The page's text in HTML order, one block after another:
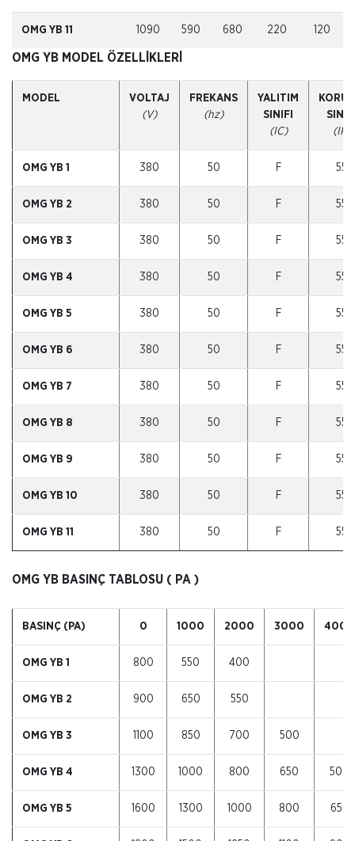
OMG YB 11 1090 590 680 220 120
OMG YB MODEL ÖZELLİKLERİ
MODEL
VOLTAJ
(V)
FREKANS
(hz)
YALITIM
SINIFI
(IC)
(IP)
OMG YB 1 380 50 F 55
OMG YB 2 380 50 F 55
OMG YB 3 380 50 F 55
OMG YB 4 380 50 F 55
OMG YB 5 380 50 F 55
OMG YB 6 380 50 F 55
OMG YB 7 380 50 F 55
OMG YB 8 380 50 F 55
OMG YB 9 380 50 F 55
OMG YB 10 380 50 F 55
OMG YB 11 380 50 F 55
OMG YB BASINÇ TABLOSU ( PA )
BASINÇ (PA) 0 1000 2000 3000 4000
OMG YB 1 800 550 400
OMG YB 2 900 650 550
OMG YB 3 1100 850 700 500
OMG YB 4 1300 1000 800 650 500
OMG YB 5 1600 1300 1000 800 650